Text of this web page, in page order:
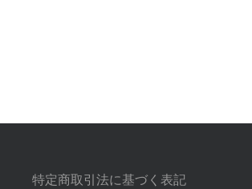
特定商取引法に基づく表記